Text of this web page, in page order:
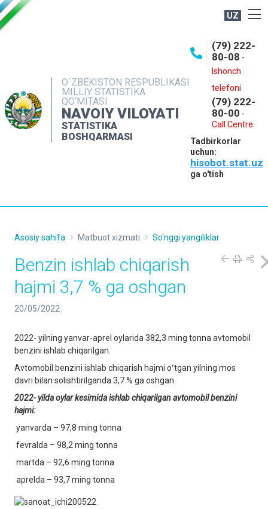
UZ
O`ZBEKISTON RESPUBLIKASI
MILLIY STATISTIKA
QO‘MITASI
NAVOIY VILOYATI
STATISTIKA
BOSHQARMASI
(79) 222-
80-08 -
Ishonch
telefoni
(79) 222-
80-00 -
Call Centre
Tadbirkorlar
uchun:
hisobot.stat.uz
ga o'tish
OCHIQ MA'LUMOTLAR
INTERAKTIV XIZMATLAR
MUROJAATLAR
Asosiy sahifa Matbuot xizmati So'nggi yangiliklar
Benzin ishlab chiqarish
hajmi 3,7 % ga oshgan
20/05/2022
2022- yilning yanvar-aprel oylarida 382,3 ming tonna avtomobil
benzini ishlab chiqarilgan.
Avtomobil benzini ishlab chiqarish hajmi oʻtgan yilning mos
davri bilan solishtirilganda 3,7 % ga oshgan.
2022-yilda oylar kesimida ishlab chiqarilgan avtomobil benzini
hajmi:
yanvarda – 97,8 ming tonna
fevralda – 98,2 ming tonna
martda – 92,6 ming tonna
aprelda – 93,7 ming tonna